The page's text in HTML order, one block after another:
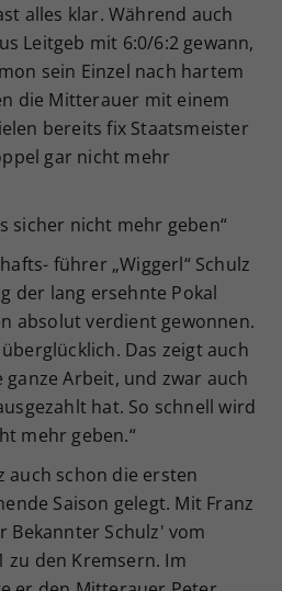
alles klar. Während auch
Leitgeb mit 6:0/6:2 gewann,
sein Einzel nach hartem
die Mitterauer mit einem
bereits fix Staatsmeister
gar nicht mehr
sicher nicht mehr geben“
führer „Wiggerl“ Schulz
der lang ersehnte Pokal
absolut verdient gewonnen.
Das zeigt auch
Arbeit, und zwar auch
hat. So schnell wird
mehr geben.“
auch schon die ersten
Saison gelegt. Mit Franz
Bekannter Schulz' vom
zu den Kremsern. Im